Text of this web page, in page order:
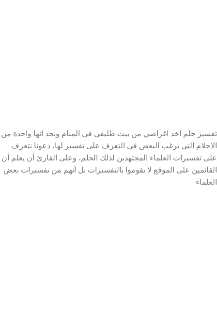
تفسير حلم اخذ اغراضي من بيت طليقي في المنام ونجد انها واحدة من
الاحلام التي يرغب البعض في التعرف على تفسير لها، دعونا نتعرف
على تفسيرات العلماء المجتهدين لذلك الحلم، وعلى القارئ أن يعلم أن
القائمين على الموقع لا يقوموا بالتفسيرات بل أنهم من تفسيرات بعض
العلماء